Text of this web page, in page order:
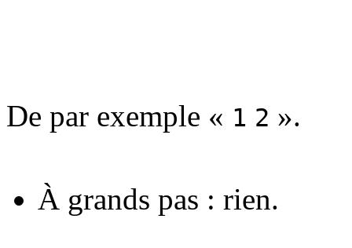
De par exemple « 1 2 ».
À grands pas : rien.